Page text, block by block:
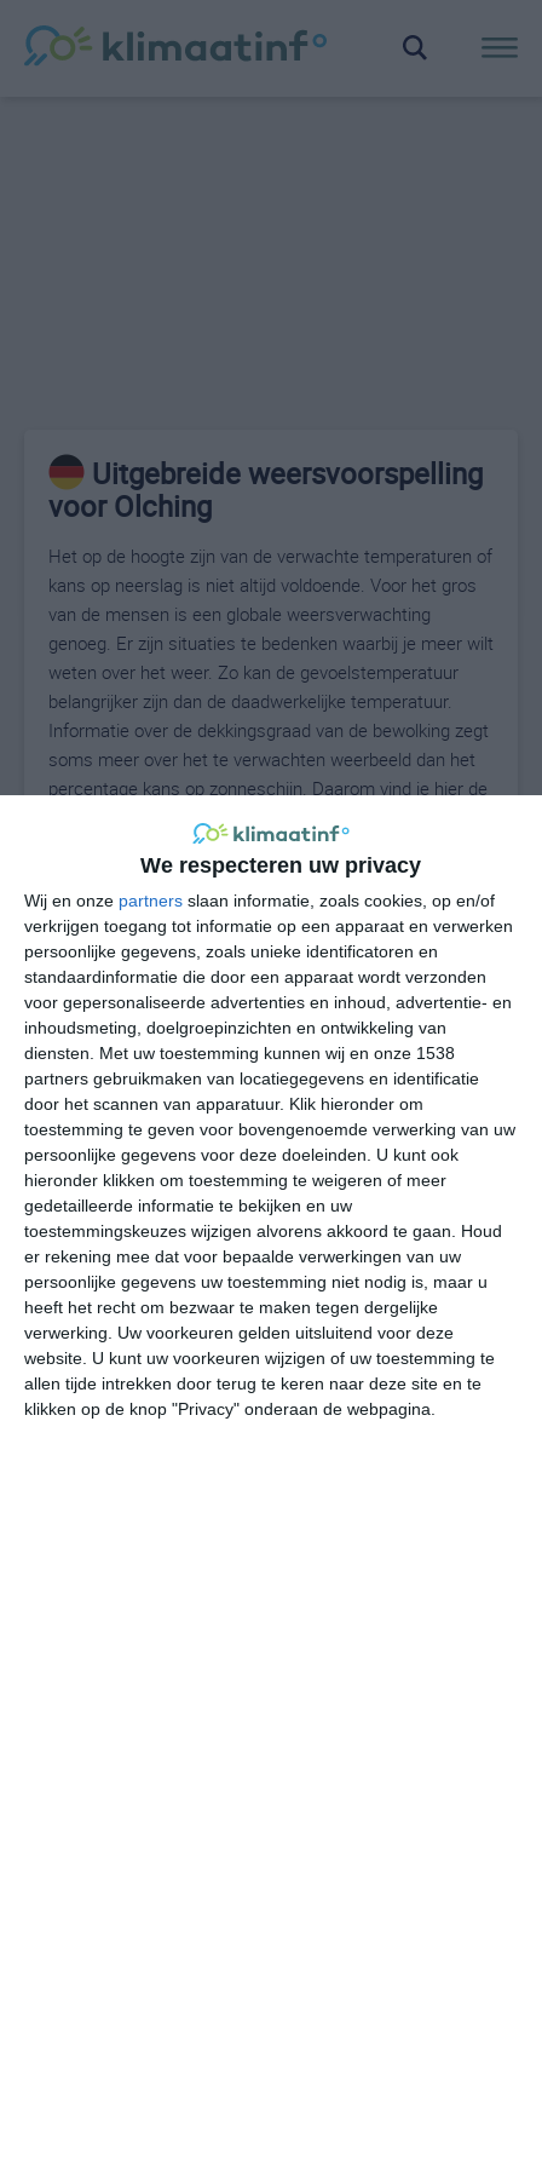
We respecteren uw privacy
Wij en onze partners slaan informatie, zoals cookies, op en/of
verkrijgen toegang tot informatie op een apparaat en verwerken
persoonlijke gegevens, zoals unieke identificatoren en
standaardinformatie die door een apparaat wordt verzonden
voor gepersonaliseerde advertenties en inhoud, advertentie- en
inhoudsmeting, doelgroepinzichten en ontwikkeling van
diensten.
Met uw toestemming kunnen wij en onze 1538
partners gebruikmaken van locatiegegevens en identificatie
door het scannen van apparatuur. Klik hieronder om
toestemming te geven voor bovengenoemde verwerking van uw
persoonlijke gegevens voor deze doeleinden. U kunt ook
hieronder klikken om toestemming te weigeren of meer
gedetailleerde informatie te bekijken en uw
toestemmingskeuzes wijzigen alvorens akkoord te gaan.
Houd
er rekening mee dat voor bepaalde verwerkingen van uw
persoonlijke gegevens uw toestemming niet nodig is, maar u
heeft het recht om bezwaar te maken tegen dergelijke
verwerking. Uw voorkeuren gelden uitsluitend voor deze
website. U kunt uw voorkeuren wijzigen of uw toestemming te
allen tijde intrekken door terug te keren naar deze site en te
klikken op de knop "Privacy" onderaan de webpagina.
Uitgebreide weersvoorspelling
voor Olching
Het op de hoogte zijn van de verwachte temperaturen of
kans op neerslag is niet altijd voldoende. Voor het gros
van de mensen is een globale weersverwachting
genoeg. Er zijn situaties te bedenken waarbij je meer wilt
weten over het weer. Zo kan de gevoelstemperatuur
belangrijker zijn dan de daadwerkelijke temperatuur.
Informatie over de dekkingsgraad van de bewolking zegt
soms meer over het te verwachten weerbeeld dan het
percentage kans op zonneschijn. Daarom vind je hier de
uitgebreide weersvoorspelling voor Olching.
24°C
undefined
31°
ma di
28° 17°
wo
28° 14°
31°C 30°C 24°C
16:00 19:00 22:00 01:00 04:00
16:00 19:00 22:00 01:00 04:00